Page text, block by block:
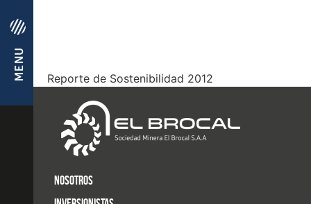
Reporte de Sostenibilidad 2012
NOSOTROS